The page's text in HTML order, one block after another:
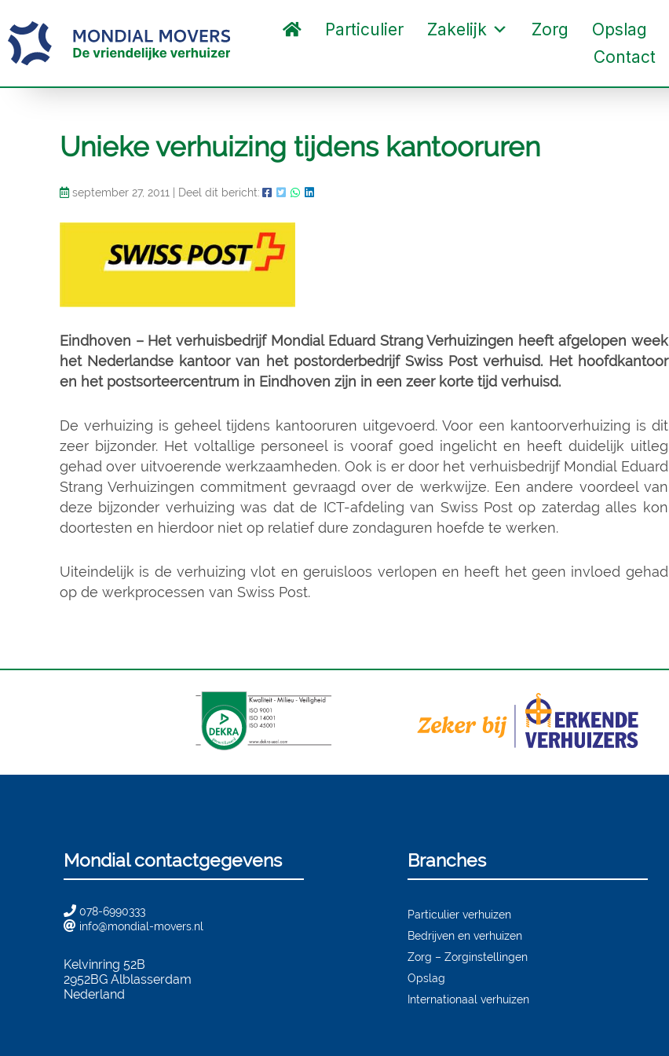
Particulier Zakelijk Zorg Opslag
Contact
Unieke verhuizing tijdens kantooruren
september 27, 2011 Deel dit bericht:
Eindhoven – Het verhuisbedrijf Mondial Eduard Strang Verhuizingen heeft afgelopen week
het Nederlandse kantoor van het postorderbedrijf Swiss Post verhuisd. Het hoofdkantoor
en het postsorteercentrum in Eindhoven zijn in een zeer korte tijd verhuisd.
De verhuizing is geheel tijdens kantooruren uitgevoerd. Voor een kantoorverhuizing is dit
zeer bijzonder. Het voltallige personeel is vooraf goed ingelicht en heeft duidelijk uitleg
gehad over uitvoerende werkzaamheden. Ook is er door het verhuisbedrijf Mondial Eduard
Strang Verhuizingen commitment gevraagd over de werkwijze. Een andere voordeel van
deze bijzonder verhuizing was dat de ICT-afdeling van Swiss Post op zaterdag alles kon
doortesten en hierdoor niet op relatief dure zondaguren hoefde te werken.
Uiteindelijk is de verhuizing vlot en geruisloos verlopen en heeft het geen invloed gehad
op de werkprocessen van Swiss Post.
Mondial contactgegevens
078-6990333
info@mondial-movers.nl
Kelvinring 52B
2952BGAlblasserdam
Nederland
Branches
Particulier verhuizen
Bedrijven en verhuizen
Zorg – Zorginstellingen
Opslag
Internationaal verhuizen